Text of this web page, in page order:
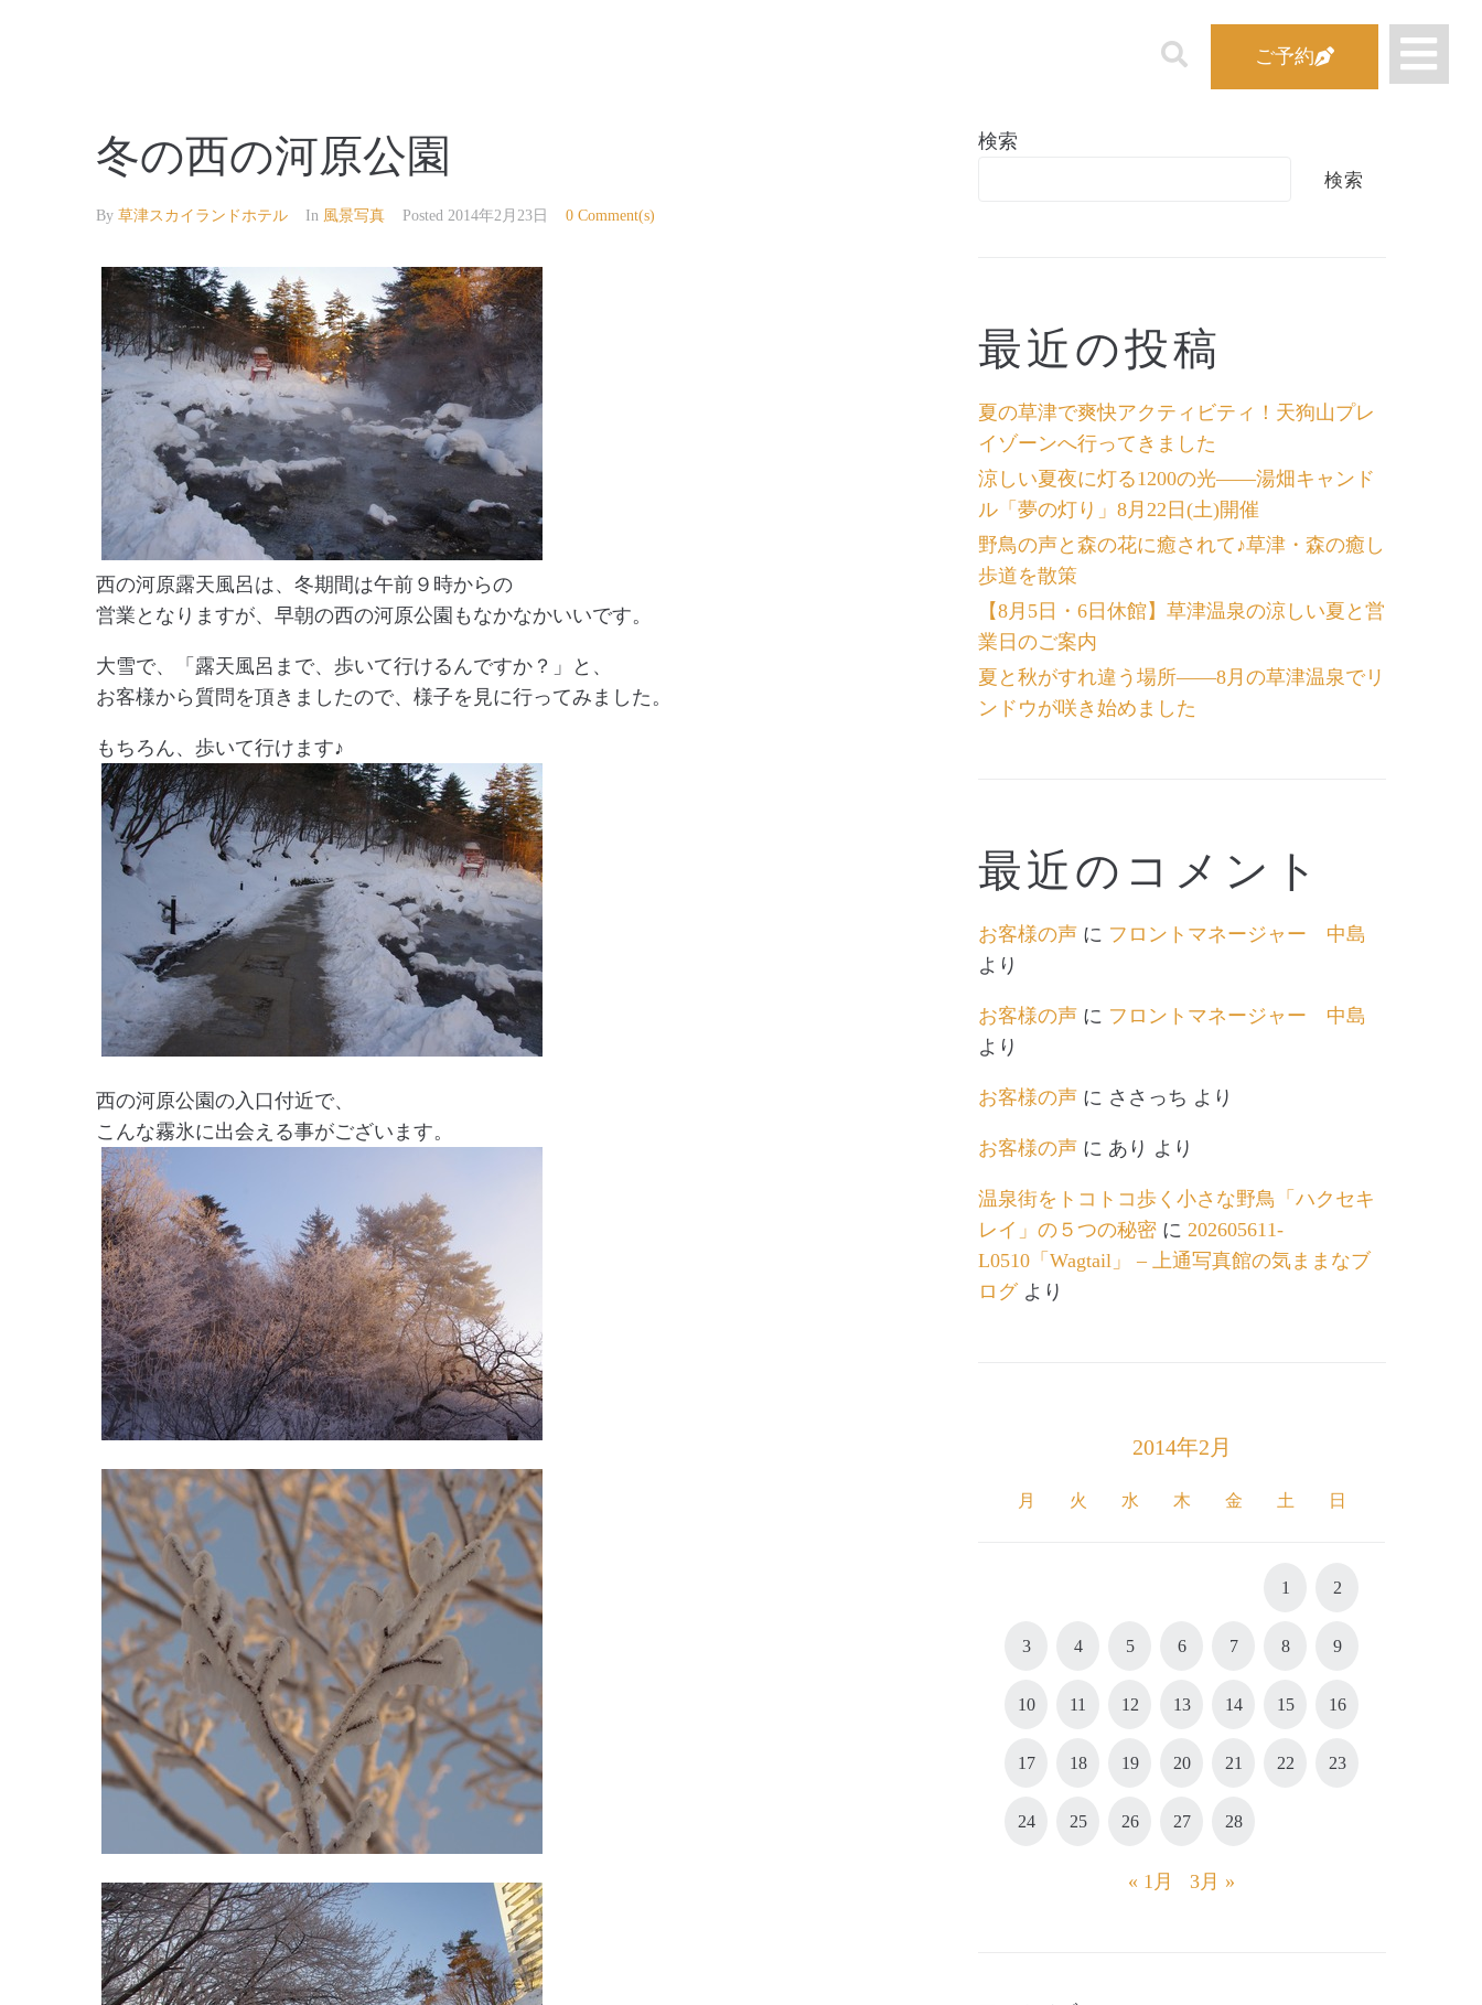
ご予約
冬の西の河原公園
By 草津スカイランドホテル In 風景写真 Posted 2014年2月23日 0 Comment(s)
西の河原露天風呂は、冬期間は午前９時からの
営業となりますが、早朝の西の河原公園もなかなかいいです。
大雪で、「露天風呂まで、歩いて行けるんですか？」と、
お客様から質問を頂きましたので、様子を見に行ってみました。
もちろん、歩いて行けます♪
西の河原公園の入口付近で、
こんな霧氷に出会える事がございます。
検索
検索
最近の投稿
夏の草津で爽快アクティビティ！天狗山プレ
イゾーンへ行ってきました
涼しい夏夜に灯る1200の光――湯畑キャンド
ル「夢の灯り」8月22日(土)開催
野鳥の声と森の花に癒されて♪草津・森の癒し
歩道を散策
【8月5日・6日休館】草津温泉の涼しい夏と営
業日のご案内
夏と秋がすれ違う場所――8月の草津温泉でリ
ンドウが咲き始めました
最近のコメント
お客様の声 に フロントマネージャー 中島
より
お客様の声 に フロントマネージャー 中島
より
お客様の声 に ささっち より
お客様の声 に あり より
温泉街をトコトコ歩く小さな野鳥「ハクセキ
レイ」の５つの秘密 に 202605611-
L0510「Wagtail」 – 上通写真館の気ままなブ
ログより
2014年2月
月 火 水 木 金 土 日
1 2
3 4 5 6 7 8 9
10 11 12 13 14 15 16
17 18 19 20 21 22 23
24 25 26 27 28
« 1月 3月 »